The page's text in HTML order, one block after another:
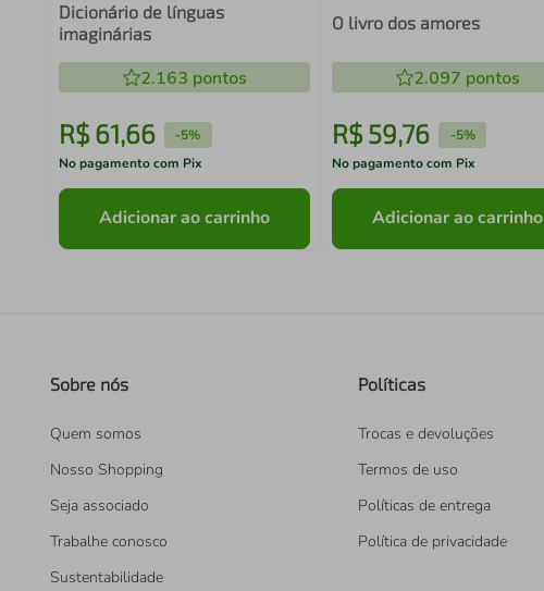
Dicionário de línguas
imaginárias
2.163 pontos
R$ 61,66 -5%
No pagamento com Pix
Adicionar ao carrinho
O livro dos amores
2.097 pontos
R$ 59,76 -5%
No pagamento com Pix
Adicionar ao carrinho
Sobre nós
Quem somos
Nosso Shopping
Seja associado
Trabalhe conosco
Sustentabilidade
Políticas
Trocas e devoluções
Termos de uso
Políticas de entrega
Política de privacidade